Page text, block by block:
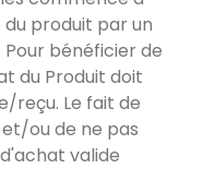
produit par un
bénéficier de
du Produit doit
reçu. Le fait de
ou de ne pas
valide